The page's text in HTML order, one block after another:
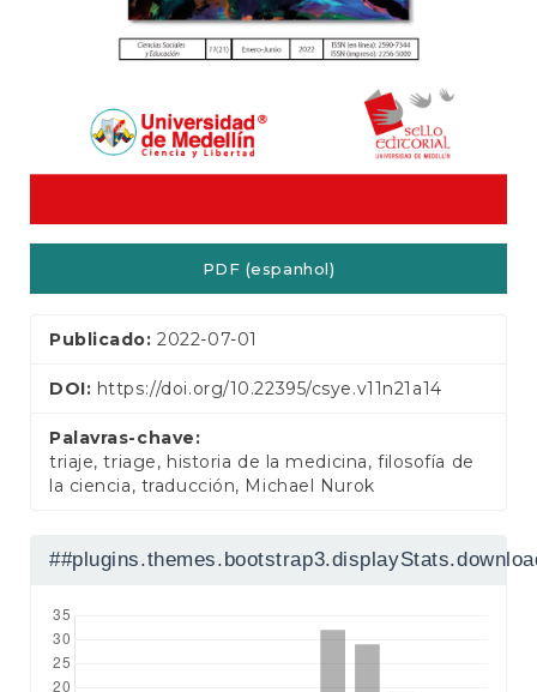
PDF (espanhol)
Publicado:2022-07-01
DOI: https://doi.org/10.22395/csye.v11n21a14
Palavras-chave:
triaje, triage, historia de la medicina, filosofía de
la ciencia, traducción, Michael Nurok